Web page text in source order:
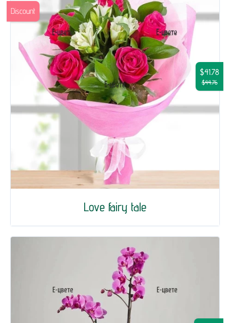
Love fairy tale
$41.78
$44.76
Discount